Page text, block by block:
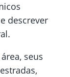
descrever
seus